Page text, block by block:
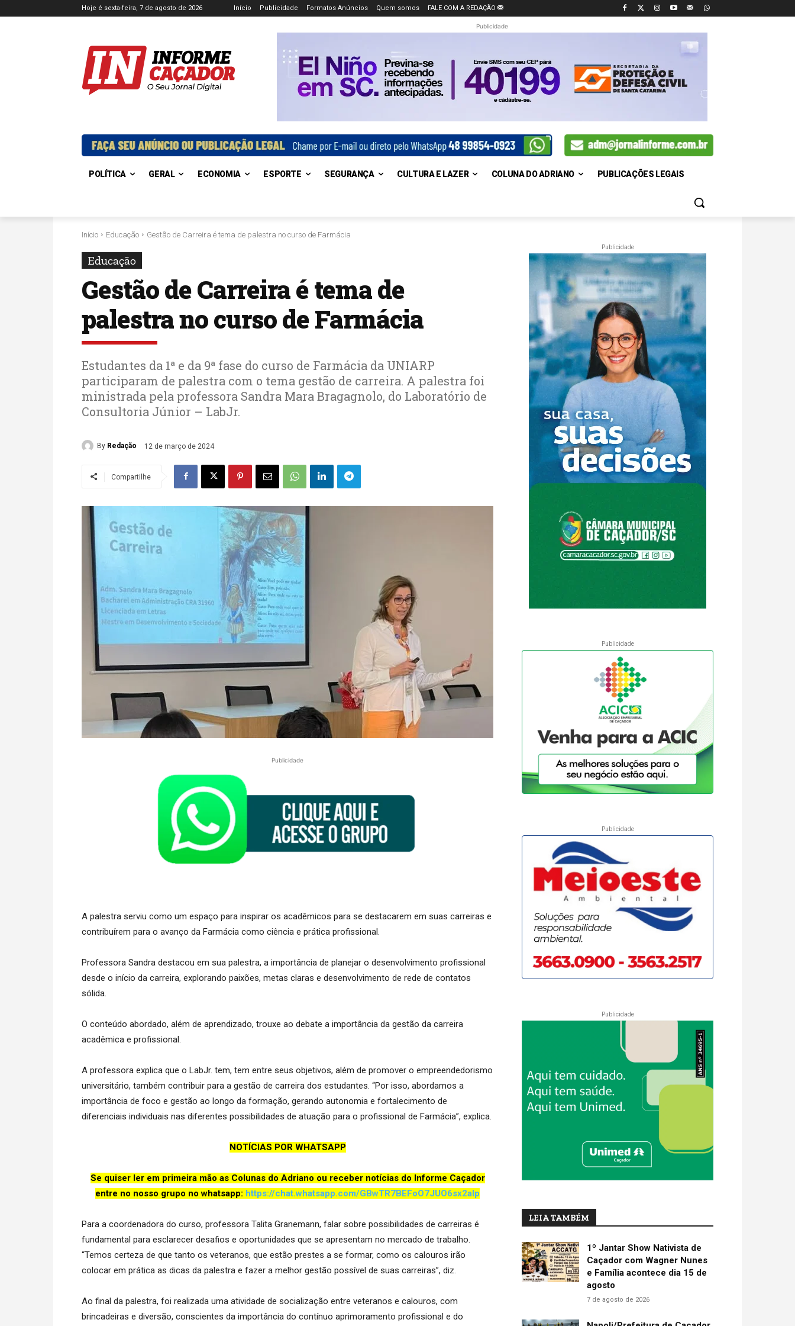
Hoje é sexta-feira, 7 de agosto de 2026 Início Publicidade Formatos Anúncios Quem somos FALE COM A REDAÇÃO
Publicidade
POLÍTICA GERAL ECONOMIA ESPORTE SEGURANÇA CULTURA E LAZER COLUNA DO ADRIANO PUBLICAÇÕES LEGAIS
Início Educação Gestão de Carreira é tema de palestra no curso de Farmácia
Educação
Gestão de Carreira é tema de
palestra no curso de Farmácia
Estudantes da 1ª e da 9ª fase do curso de Farmácia da UNIARP
participaram de palestra com o tema gestão de carreira. A palestra foi
ministrada pela professora Sandra Mara Bragagnolo, do Laboratório de
Consultoria Júnior – LabJr.
By Redação 12 de março de 2024
Compartilhe
Publicidade
A palestra serviu como um espaço para inspirar os acadêmicos para se destacarem em suas carreiras e
contribuírem para o avanço da Farmácia como ciência e prática profissional.
Professora Sandra destacou em sua palestra, a importância de planejar o desenvolvimento profissional
desde o início da carreira, explorando paixões, metas claras e desenvolvimento de rede de contatos
sólida.
O conteúdo abordado, além de aprendizado, trouxe ao debate a importância da gestão da carreira
acadêmica e profissional.
A professora explica que o LabJr. tem, tem entre seus objetivos, além de promover o empreendedorismo
universitário, também contribuir para a gestão de carreira dos estudantes. “Por isso, abordamos a
importância de foco e gestão ao longo da formação, gerando autonomia e fortalecimento de
diferenciais individuais nas diferentes possibilidades de atuação para o profissional de Farmácia”, explica.
NOTÍCIAS POR WHATSAPP
Se quiser ler em primeira mão as Colunas do Adriano ou receber notícias do Informe Caçador
entre no nosso grupo no whatsapp: https://chat.whatsapp.com/GBwTR7BEFoO7JUO6sx2aIp
Para a coordenadora do curso, professora Talita Granemann, falar sobre possibilidades de carreiras é
fundamental para esclarecer desafios e oportunidades que se apresentam no mercado de trabalho.
“Temos certeza de que tanto os veteranos, que estão prestes a se formar, como os calouros irão
colocar em prática as dicas da palestra e fazer a melhor gestão possível de suas carreiras”, diz.
Ao final da palestra, foi realizada uma atividade de socialização entre veteranos e calouros, com
brincadeiras e diversão, conscientes da importância do contínuo aprimoramento profissional e do
Publicidade
Publicidade
Publicidade
Publicidade
LEIA TAMBÉM
1º Jantar Show Nativista de
Caçador com Wagner Nunes
e Família acontece dia 15 de
agosto
7 de agosto de 2026